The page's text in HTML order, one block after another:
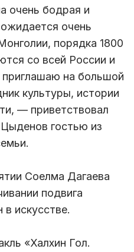
очень бодрая и
очень
порядка 1800
со всей России и
приглашаю на большой
культуры, истории
— приветствовал
гостью из
Соелма Дагаева
подвига
искусстве.
«Халхин Гол.